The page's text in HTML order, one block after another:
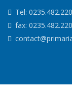
Tel:
fax: 0235.482.220